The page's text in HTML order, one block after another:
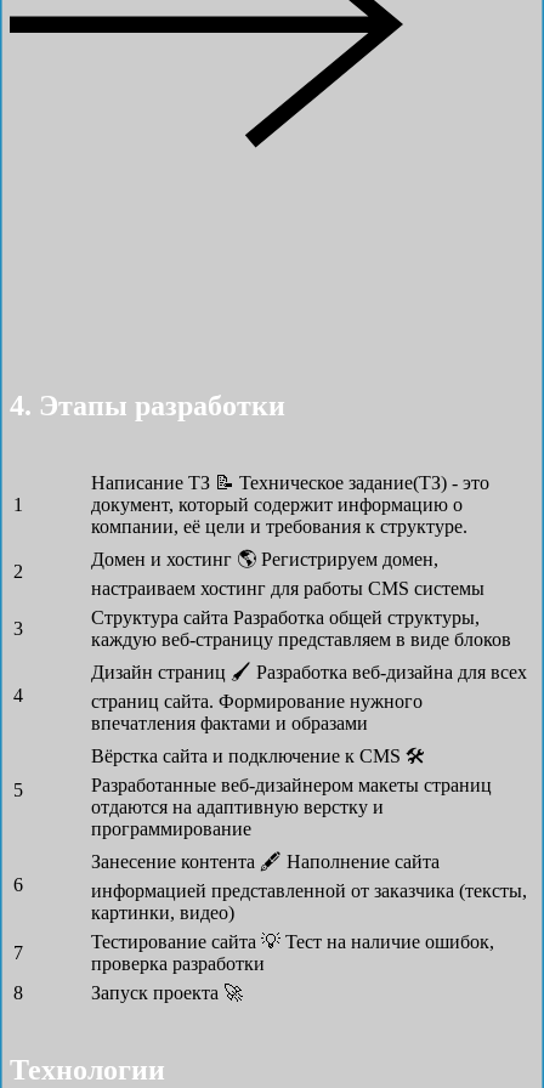
4. Этапы разработки
1
Написание ТЗ 📝 Техническое задание(ТЗ) - это
документ, который содержит информацию о
компании, её цели и требования к структуре.
2
Домен и хостинг 🌎 Регистрируем домен,
настраиваем хостинг для работы CMS системы
3
Структура сайта Разработка общей структуры,
каждую веб-страницу представляем в виде блоков
4
Дизайн страниц 🖌 Разработка веб-дизайна для всех
страниц сайта. Формирование нужного
впечатления фактами и образами
5
Вёрстка сайта и подключение к CMS 🛠
Разработанные веб-дизайнером макеты страниц
отдаются на адаптивную верстку и
программирование
6
Занесение контента 🖋 Наполнение сайта
информацией представленной от заказчика (тексты,
картинки, видео)
7
Тестирование сайта 💡 Тест на наличие ошибок,
проверка разработки
8
Запуск проекта 🚀
Технологии